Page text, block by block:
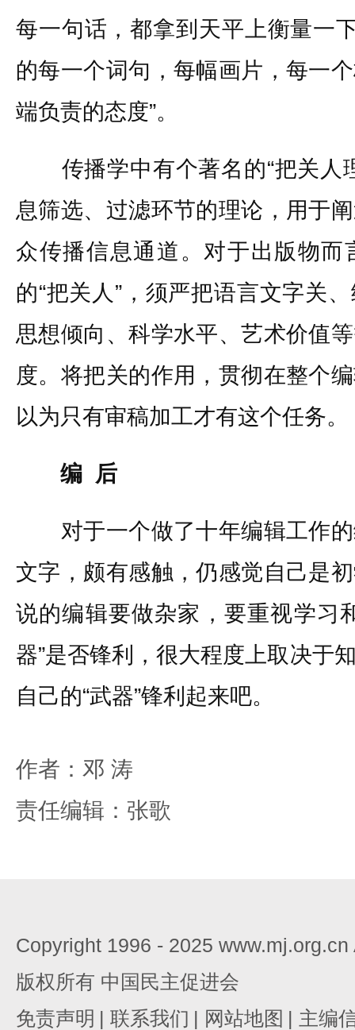
每一句话，都拿到天平上衡量一
的每一个词句，每幅画片，每一
端负责的态度”。
传播学中有个著名的“把关人
息筛选、过滤环节的理论，用于
众传播信息通道。对于出版物而
的“把关人”，须严把语言文字关
思想倾向、科学水平、艺术价值
度。将把关的作用，贯彻在整个
以为只有审稿加工才有这个任务。
编 后
对于一个做了十年编辑工作的
文字，颇有感触，仍感觉自己是
说的编辑要做杂家，要重视学习
器”是否锋利，很大程度上取决于
自己的“武器”锋利起来吧。
作者：邓 涛
责任编辑：张歌
Copyright 1996 - 2025
版权所有 中国民主促进会
免责声明 | 联系我们 | 网站地图 | 主编